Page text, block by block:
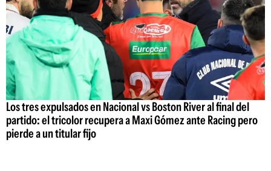
Los tres expulsados en Nacional vs Boston River al final del
partido: el tricolor recupera a Maxi Gómez ante Racing pero
pierde a un titular fijo